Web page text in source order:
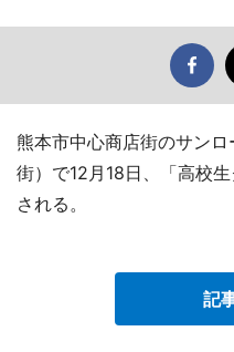
熊本市中心商店街のサン
街）で12月18日、「高校
される。
記